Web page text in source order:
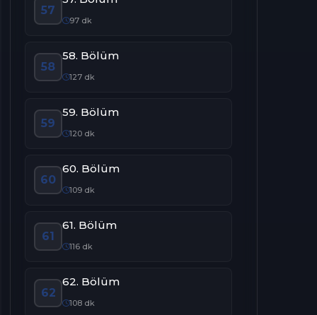
57
97 dk
58
58. Bölüm
127 dk
59
59. Bölüm
120 dk
60
60. Bölüm
109 dk
61
61. Bölüm
116 dk
62
62. Bölüm
108 dk